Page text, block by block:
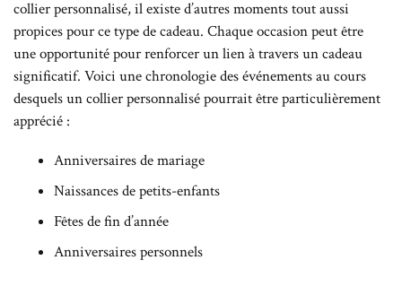
collier personnalisé, il existe d’autres moments tout aussi
propices pour ce type de cadeau. Chaque occasion peut être
une opportunité pour renforcer un lien à travers un cadeau
significatif. Voici une chronologie des événements au cours
desquels un collier personnalisé pourrait être particulièrement
apprécié :
Anniversaires de mariage
Naissances de petits-enfants
Fêtes de fin d’année
Anniversaires personnels